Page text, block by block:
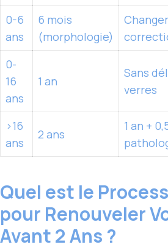
0-6
ans
6 mois
(morphologie)
0-
16
ans
1 an
Sans
verres
>16
ans
2 ans
1 an +
Quel est le
pour Renouveler
Avant 2 Ans ?